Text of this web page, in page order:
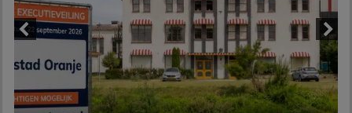
Next